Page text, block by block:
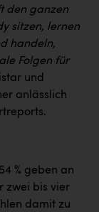
gmbh
den ganzen
sitzen, lernen
handeln,
Folgen für
und
anlässlich
% geben an
zwei bis vier
damit zu